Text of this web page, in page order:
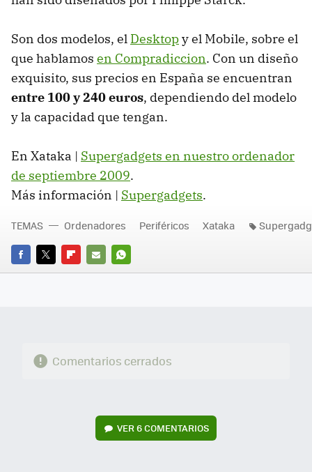
Son dos modelos, el Desktopy el Mobile, sobre el
que hablamos en Compradiccion. Con un diseño
exquisito, sus precios en España se encuentran
entre 100 y 240 euros, dependiendo del modelo
y la capacidad que tengan.
En Xataka | Supergadgets en nuestro ordenador
de septiembre 2009.
Más información | Supergadgets.
FACEBOOK
TWITTERFLIPBOARD
E-
WHATSAPP
TEMAS Ordenadores Periféricos Xataka
Comentarios cerrados
VER 6 COMENTARIOS